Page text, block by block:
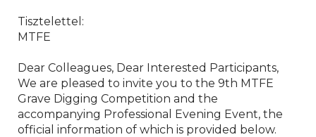
Tisztelettel:
MTFE
Dear Colleagues, Dear Interested Participants,
We are pleased to invite you to the 9th MTFE
Grave Digging Competition and the
accompanying Professional Evening Event, the
official information of which is provided below.